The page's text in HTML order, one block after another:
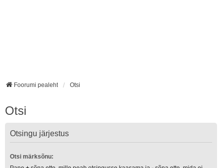
Foorumi pealeht Otsi
Otsi
Otsingu järjestus
Otsi märksõnu: